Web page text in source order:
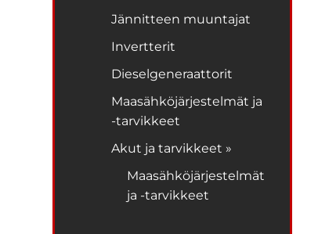
Jännitteen muuntajat
Invertterit
Dieselgeneraattorit
Maasähköjärjestelmät ja
-tarvikkeet
Akut ja tarvikkeet »
Maasähköjärjestelmät
ja -tarvikkeet